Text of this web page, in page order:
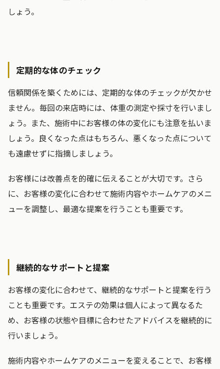
しょう。
定期的な体のチェック
信頼関係を築くためには、定期的な体のチェックが欠かせ
ません。毎回の来店時には、体重の測定や採寸を行いまし
ょう。また、施術中にお客様の体の変化にも注意を払いま
しょう。良くなった点はもちろん、悪くなった点について
も遠慮せずに指摘しましょう。
お客様には改善点を的確に伝えることが大切です。さら
に、お客様の変化に合わせて施術内容やホームケアのメニ
ューを調整し、最適な提案を行うことも重要です。
継続的なサポートと提案
お客様の変化に合わせて、継続的なサポートと提案を行う
ことも重要です。エステの効果は個人によって異なるた
め、お客様の状態や目標に合わせたアドバイスを継続的に
行いましょう。
施術内容やホームケアのメニューを変えることで、お客様